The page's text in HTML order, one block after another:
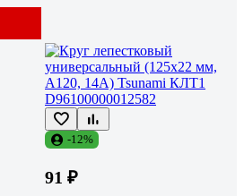
-12%
91 ₽